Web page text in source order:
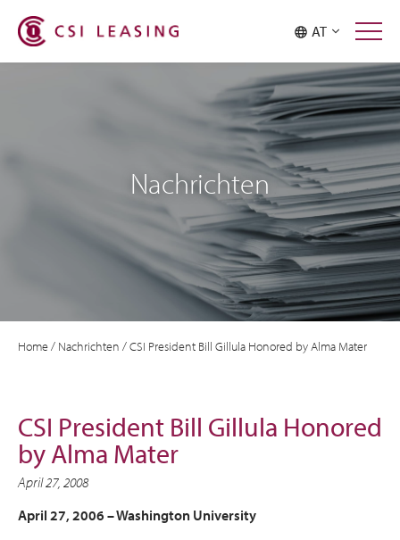
AT
Nachrichten
Home/ Nachrichten /CSI President Bill Gillula Honored by Alma Mater
CSI President Bill Gillula Honored
by Alma Mater
April 27, 2008
April 27, 2006 – Washington University